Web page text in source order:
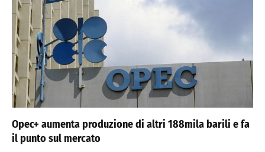
Opec+ aumenta produzione di altri 188mila barili e fa
il punto sul mercato